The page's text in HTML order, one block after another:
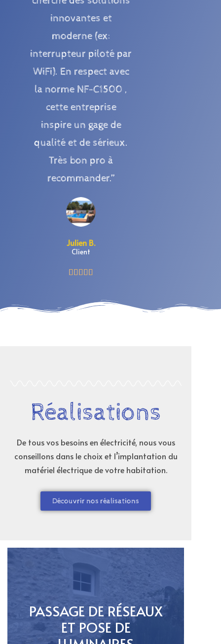
innovantes et
moderne (ex:
interrupteur piloté par
WiFi). En respect avec
la norme NF-C1500 ,
cette entreprise
inspire un gage de
qualité et de sérieux.
Très bon pro à
recommander.”
Julien B.
Client
    
PASSAGE DE RÉSEAUX
ET POSE DE
Réalisations
De tous vos besoins en électricité, nous vous
conseillons dans le choix et l’implantation du
matériel électrique de votre habitation.
Découvrir nos réalisations